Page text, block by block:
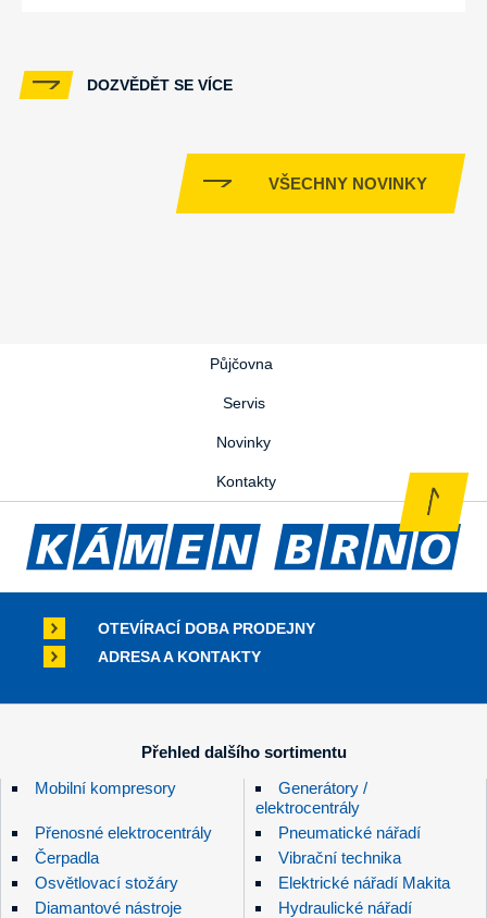
DOZVĚDĚT SE VÍCE
VŠECHNY NOVINKY
Půjčovna
Servis
Novinky
Kontakty
OTEVÍRACÍ DOBA PRODEJNY
ADRESA A KONTAKTY
Přehled dalšího sortimentu
Mobilní kompresory
Generátory /
elektrocentrály
Přenosné elektrocentrály
Pneumatické nářadí
Čerpadla
Vibrační technika
Osvětlovací stožáry
Elektrické nářadí Makita
Diamantové nástroje
Hydraulické nářadí